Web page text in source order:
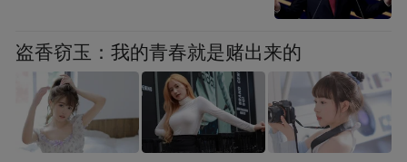
盗香窃玉：我的青春就是赌出来的